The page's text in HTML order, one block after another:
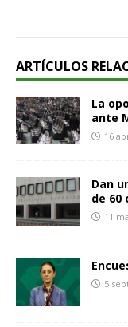
ARTÍCULOS
La
ante
16
Dan
de 60
11
5